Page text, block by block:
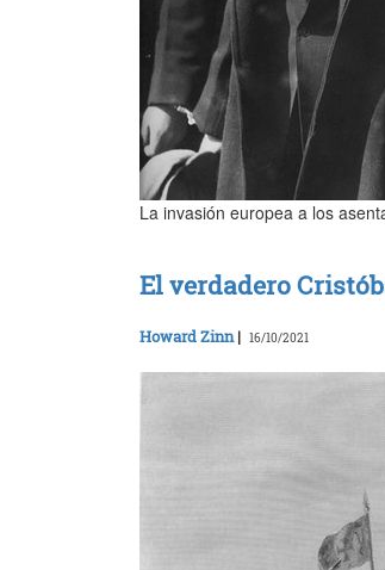
La invasión europea a los
El verdadero
Howard Zinn| 16/10/2021